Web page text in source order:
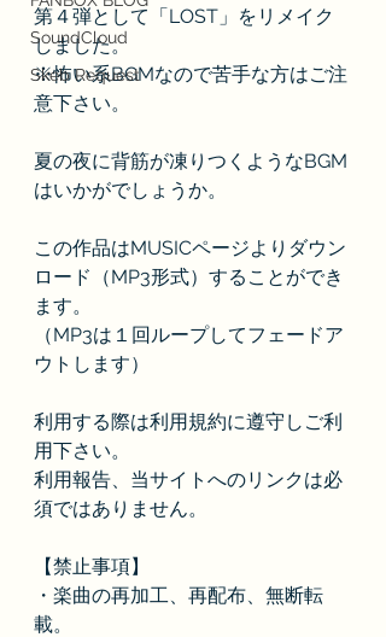
SoundCloud
Skeb Request
第４弾として「LOST」をリメイク
しました。
※怖い系BGMなので苦手な方はご注
意下さい。
夏の夜に背筋が凍りつくようなBGM
はいかがでしょうか。
この作品はMUSICページよりダウン
ロード（MP3形式）することができ
ます。
（MP3は１回ループしてフェードア
ウトします）
利用する際は利用規約に遵守しご利
用下さい。
利用報告、当サイトへのリンクは必
須ではありません。
【禁止事項】
・楽曲の再加工、再配布、無断転
載。